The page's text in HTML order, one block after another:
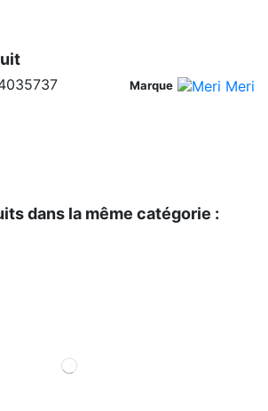
Marque
dans la même catégorie :